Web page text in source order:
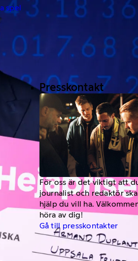
spel
Presskontakt
För oss är det viktigt att
journalist och redaktör
hjälp du vill ha.
höra av dig!
Gå till presskontakter